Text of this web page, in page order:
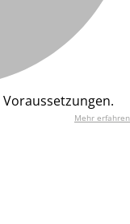
Mehr erfahren